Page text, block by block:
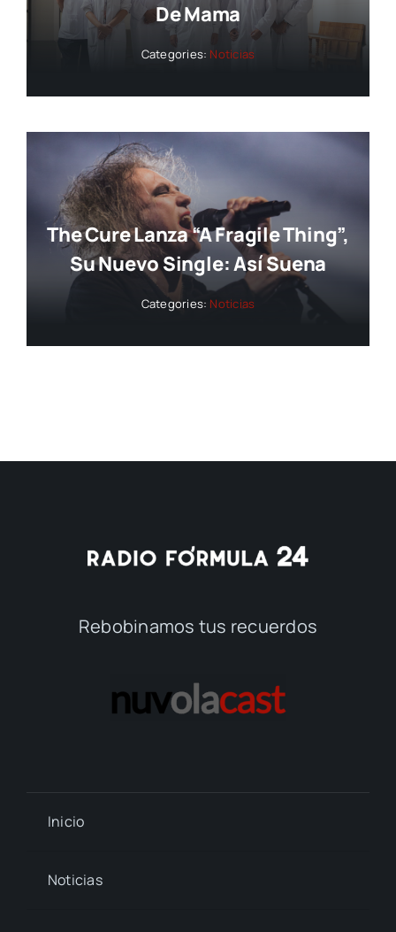
De Mama
Categories: Noticias
The Cure Lanza “A Fragile Thing”,
Su Nuevo Single: Así Suena
Categories: Noticias
Rebobinamos tus recuerdos
Inicio
Noticias